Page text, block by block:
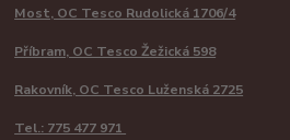
Most, OC Tesco Rudolická 1706/4
Příbram, OC Tesco Žežická 598
Rakovník, OC Tesco Luženská 2725
Tel.: 775 477 971